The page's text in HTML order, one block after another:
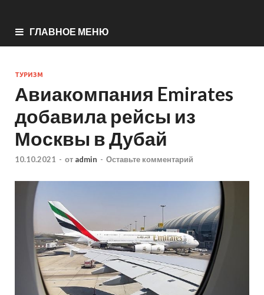
ГЛАВНОЕ МЕНЮ
ТУРИЗМ
Авиакомпания Emirates
добавила рейсы из
Москвы в Дубай
10.10.2021 - от admin - Оставьте комментарий